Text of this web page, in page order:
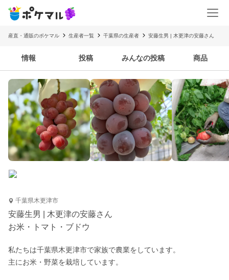
産直・通販のポケマル 生産者一覧 千葉県の生産者 安藤生男 | 木更津の安藤さん
情報 投稿 みんなの投稿 商品
千葉県木更津市
安藤生男 | 木更津の安藤さん
お米・トマト・ブドウ
私たちは千葉県木更津市で家族で農業をしています。
主にお米・野菜を栽培しています。